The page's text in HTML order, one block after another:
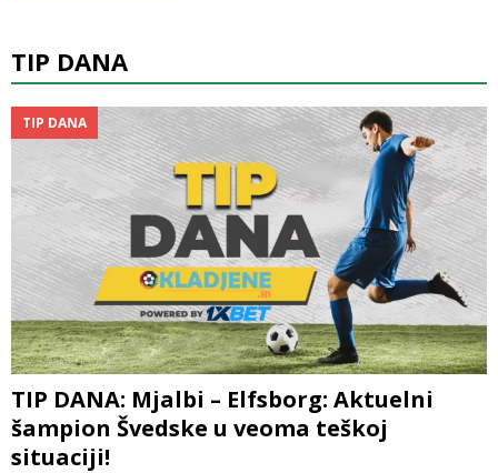
TIP DANA
TIP DANA
TIP DANA: Mjalbi – Elfsborg: Aktuelni
šampion Švedske u veoma teškoj
situaciji!